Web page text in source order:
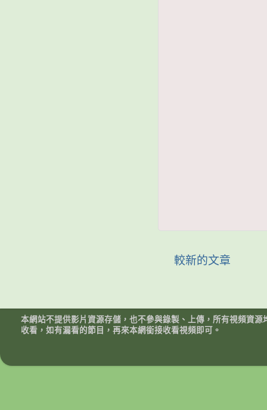
較新的文章
本網站不提供影片資源存儲，也不參與錄製、上傳，所有視頻資
收看，如有漏看的節目，再來本網銜接收看視頻即可。